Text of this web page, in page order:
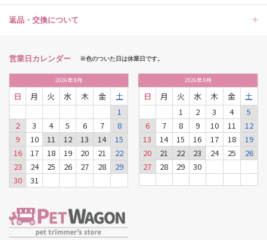
返品・交換について
営業日カレンダー ※色のついた日は休業日です。
2026年8月
日 月 火 水 木 金
土
1
2
3 4 5 6 7
8
9
10 11 12 13 14
15
16
17 18 19 20 21
22
23
24 25 26 27 28
29
30
31
2026年9月
日 月 火 水 木 金
土
1
2 3 4
5
6
7 8 9 10 11
12
13
14 15 16 17 18
19
20
21 22 23 24 25
26
27
28 29 30